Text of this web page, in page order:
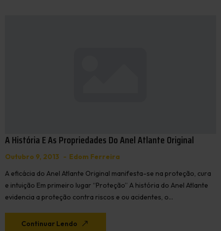
A História E As Propriedades Do Anel Atlante Original
Outubro 9, 2013
Edom Ferreira
A eficácia do Anel Atlante Original manifesta-se na proteção, cura
e intuição Em primeiro lugar “Proteção” A história do Anel Atlante
evidencia a proteção contra riscos e ou acidentes, o…
Continuar Lendo